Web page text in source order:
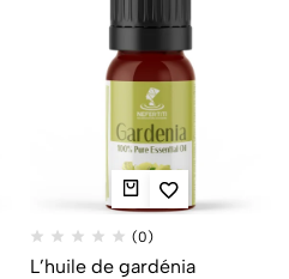
(0)
L’huile de gardénia